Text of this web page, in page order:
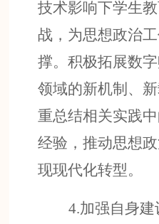
技术影响下学生
战，为思想政治
撑。积极拓展数
领域的新机制、
重总结相关实践
经验，推动思想
现现代化转型。
4.加强自身